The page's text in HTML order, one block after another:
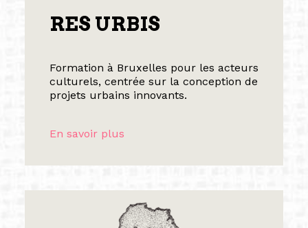
RES URBIS
Formation à Bruxelles pour les acteurs
culturels, centrée sur la conception de
projets urbains innovants.
En savoir plus